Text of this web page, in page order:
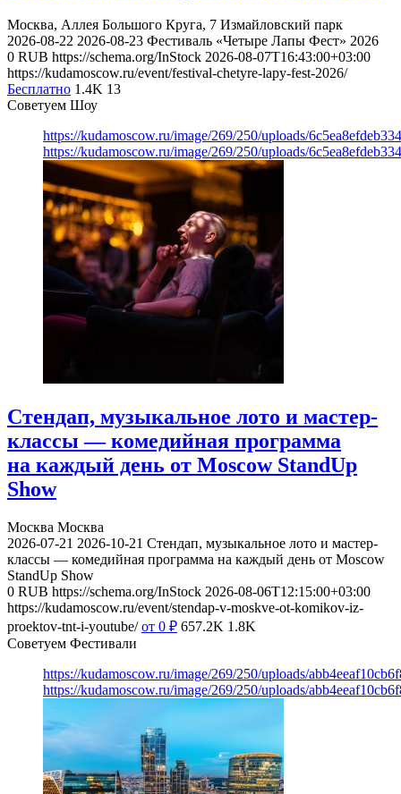
Москва, Аллея Большого Круга, 7 Измайловский парк
2026-08-22 2026-08-23 Фестиваль «Четыре Лапы Фест» 2026
0 RUB https://schema.org/InStock 2026-08-07T16:43:00+03:00
https://kudamoscow.ru/event/festival-chetyre-lapy-fest-2026/
Бесплатно 1.4K 13
Советуем Шоу
https://kudamoscow.ru/image/269/250/uploads/
https://kudamoscow.ru/image/269/250/uploads/
Стендап, музыкальное лото и мастер-
классы — комедийная программа
на каждый день от Moscow StandUp
Show
Москва Москва
2026-07-21 2026-10-21 Стендап, музыкальное лото и мастер-
классы — комедийная программа на каждый день от Moscow
StandUp Show
0 RUB https://schema.org/InStock 2026-08-06T12:15:00+03:00
https://kudamoscow.ru/event/stendap-v-moskve-ot-komikov-iz-
proektov-tnt-i-youtube/ от 0 ₽ 657.2K 1.8K
Советуем Фестивали
https://kudamoscow.ru/image/269/250/uploads/
https://kudamoscow.ru/image/269/250/uploads/